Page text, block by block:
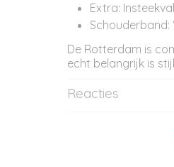
Extra:
De Rotterdam is
echt belangrijk is
Reacties